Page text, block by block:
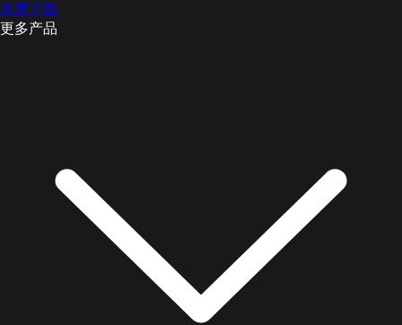
免费下载
更多产品